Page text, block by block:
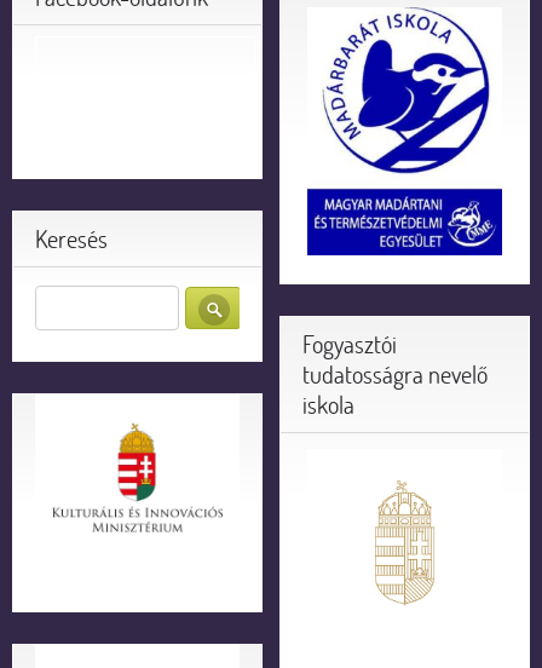
Keresés
Fogyasztói
tudatosságra nevelő
iskola